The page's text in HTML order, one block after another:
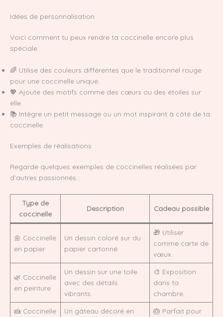
Idées de personnalisation
Voici comment tu peux rendre ta coccinelle encore plus
spéciale :
🌈 Utilise des couleurs différentes que le traditionnel rouge
pour une coccinelle unique.
💖 Ajoute des motifs comme des cœurs ou des étoiles sur
elle.
📚 Intègre un petit message ou un mot inspirant à côté de ta
coccinelle.
Exemples de réalisations
Regarde quelques exemples de coccinelles réalisées par
d’autres passionnés :
Type de
coccinelle
Description Cadeau possible
🌼 Coccinelle
en papier
Un dessin coloré sur du
papier cartonné.
🎁 Utiliser
comme carte de
vœux.
🌿 Coccinelle
en peinture
Un dessin sur une toile
avec des détails
vibrants.
🎨 Exposition
dans ta
chambre.
🍰 Coccinelle
Un gâteau décoré en
🎂 Parfait pour